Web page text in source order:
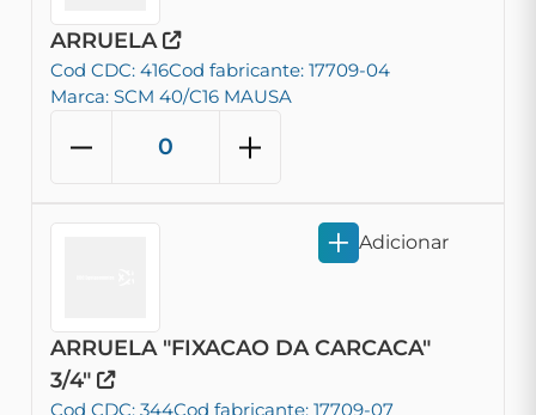
ARRUELA
Cod CDC: 416Cod fabricante: 17709-04
Marca: SCM 40/C16 MAUSA
ARRUELA "FIXACAO DA CARCACA"
3/4"
Cod CDC: 344Cod fabricante: 17709-07
Adicionar